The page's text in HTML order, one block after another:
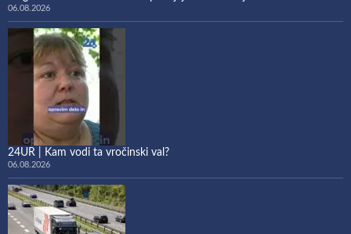
06.08.2026
24UR | Kam vodi ta vročinski val?
06.08.2026